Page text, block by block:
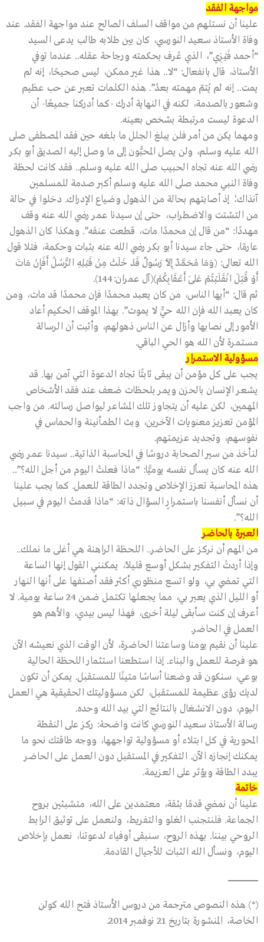
مواجهة الفقد
علينا أن نستلهم من مواقف السلف الصالح عند مواجهة الفقد. عند
وفاة الأستاذ سعيد النورسي، كان بين طلابه طالب يدعى السيد
“أحمد فَيْزِي”، الذي عُرف بحكمته ورجاحة عقله.. عندما توفي
الأستاذ، قال بانفعال: “لا.. هذا غير ممكن، ليس صحيحًا، إنه لم
يمت.. إنه لم يُتمّ مهمته بعدُ”. هذه الكلمات تعبر عن حب عظيم
وشعور بالصدمة، لكنه في النهاية أدرك -كما أدركنا جميعًا- أن
الدعوة ليست مرتبطة بشخص بعينه.
ومهما يكن من أمر فلن يبلغ الجلل ما بلغه حين فقد المصطفى صلى
الله عليه وسلم، ولن يصل المحبُّون إلى ما وصل إليه الصديق أبو بكر
رضي الله عنه تجاه الحبيب صلى الله عليه وسلم.. فقد كانت لحظة
وفاة النبي محمد صلى الله عليه وسلم أكبر صدمة للمسلمين
آنذاك؛ إذ أصابتهم بحالة من الذهول وضياع الإدراك. دخلوا في حالة
من التشتت والاضطراب، حتى إن سيدنا عمر رضي الله عنه وقف
مهددًا: “من قال إن محمدًا مات، قطعت عنقه”. وهكذا كان الذهول
عارمًا، حتى جاء سيدنا أبو بكر رضي الله عنه بثبات وحكمة، فتلا قول
الله تعالى: (وَمَا مُحَمَّدٌ إِلَّا رَسُولٌ قَدْ خَلَتْ مِنْ قَبْلِهِ الرُّسُلُ أَفَإِنْ مَاتَ
أَوْ قُتِلَ انْقَلَبْتُمْ عَلَى أَعْقَابِكُمْ)(آل عمران:144).
ثم قال: “أيها الناس، من كان يعبد محمدًا فإن محمدًا قد مات، ومن
كان يعبد الله فإن الله حيٌّ لا يموت”. بهذا الموقف الحكيم أعاد
الأمور إلى نصابها وأزال عن الناس ذهولهم، وأثبت أن الرسالة
مستمرة لأن الله هو الحي الباقي.
مسؤولية الاستمرار
يجب على كل مؤمن أن يبقى ثابتًا تجاه الدعوة التي آمن بها. قد
يشعر الإنسان بالحزن ويمر بلحظات ضعف عند فقد الأشخاص
المهمين، لكن عليه أن يتجاوز تلك المشاعر ليواصل رسالته. من واجب
المؤمن تعزيز معنويات الآخرين، وبث الطمأنينة والحماس في
نفوسهم، وتجديد عزيمتهم.
لنأخذ من سير الصحابة دروسًا في المحاسبة الذاتية.. سيدنا عمر رضي
الله عنه كان يسأل نفسه يوميًّا: “ماذا فعلتُ اليوم من أجل الله؟”..
هذه المحاسبة تعزز الإخلاص وتجدد الطاقة للعمل. كما يجب علينا
أن نسأل أنفسنا باستمرارٍ السؤال ذاته: “ماذا قدمتُ اليوم في سبيل
الله؟”.
العبرة بالحاضر
من المهم أن نركز على الحاضر.. اللحظة الراهنة هي أغلى ما نملك..
وإذا أردتُ التفكير بشكل أوسع قليلاً، يمكنني القول إنها الساعة
التي تمضي بي، ولو اتسع منظوري أكثر فقد أصنفها على أنها النهار
أو الليل الذي يعبر بي، مما يجعلها تكتمل ضمن 24 ساعة يومية. لا
أعرف إن كنت سأبقى ليلة أخرى، فهذا ليس بيدي، والأهم هو
العمل في الحاضر.
علينا أن نقيم يومنا وساعتنا الحاضرة، لأن الوقت الذي نعيشه الآن
هو فرصة للعمل والبناء. إذا استطعنا استثمار اللحظة الحالية
بوعي، سنكون قد وضعنا أساسًا متينًا للمستقبل. يمكن أن تكون
لديك رؤى عظيمة للمستقبل، لكن مسؤوليتك الحقيقية هي العمل
اليوم، دون الانشغال بالنتائج التي بيد الله وحده.
رسالة الأستاذ سعيد النورسي كانت واضحة: ركز على النقطة
المحورية في كل ابتلاء أو مسؤولية تواجهها، ووجه طاقتك نحو ما
يمكنك إنجازه الآن. التفكير في المستقبل دون العمل على الحاضر
يبدد الطاقة ويؤثر على العزيمة.
خاتمة
علينا أن نمضي قدمًا بثقة، معتمدين على الله، متشبثين بروح
الجماعة. فلنتجنب الغلو والتفريط، ولنعمل على توثيق الرابط
الروحي بيننا. بهذه الروح، سنبقى أوفياء لدعوتنا، نعمل بإخلاص
اليوم، ونسأل الله الثبات للأجيال القادمة.
ـــــــــــــــــــــــــــــــــــــــــــــــــــ
(*) هذه النصوص مترجمة من دروس الأستاذ فتح الله كولن
الخاصة، المنشورة بتاريخ 21 نوفمبر 2014.